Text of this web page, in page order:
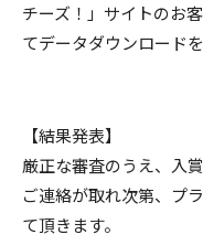
チーズ！」サイトのお
てデータダウンロード
【結果発表】
厳正な審査のうえ、入
ご連絡が取れ次第、プ
て頂きます。